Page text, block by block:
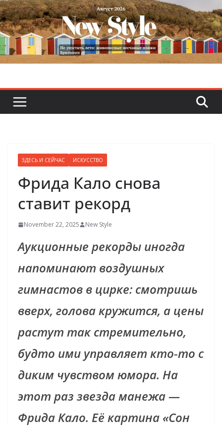
Skip
to
content
ЗДЕСЬ И СЕЙЧАС ИСКУССТВО
Фрида Кало снова
ставит рекорд
November 22, 2025 New Style
Аукционные рекорды иногда
напоминают воздушных
гимнастов в цирке: смотришь
вверх, голова кружится, а цены
растут так стремительно,
будто ими управляет кто‑то с
диким чувством юмора. На
этот раз звезда манежа —
Фрида Кало. Её картина «Сон